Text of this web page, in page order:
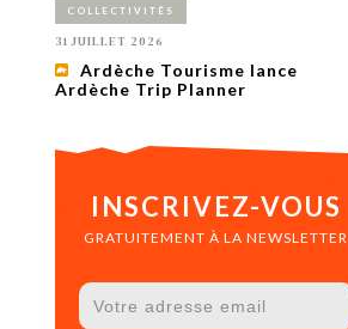
COLLECTIVITÉS
31 JUILLET 2026
Ardèche Tourisme lance
Ardèche Trip Planner
INSCRIVEZ-VOUS
GRATUITEMENT À LA NEWSLETTER